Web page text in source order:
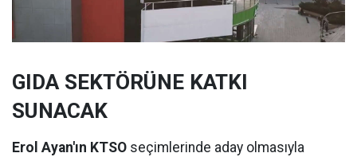
GIDA SEKTÖRÜNE KATKI
SUNACAK
Erol Ayan'ın KTSO seçimlerinde aday olmasıyla